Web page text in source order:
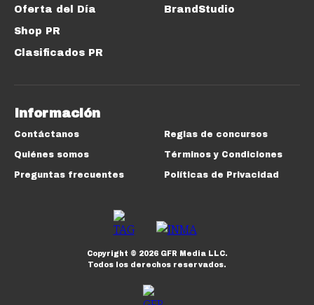
Oferta del Día
Shop PR
Clasificados PR
BrandStudio
Información
Contáctanos
Quiénes somos
Preguntas frecuentes
Reglas de concursos
Términos y Condiciones
Políticas de Privacidad
Copyright © 2026GFR Media LLC.
Todos los derechos reservados.